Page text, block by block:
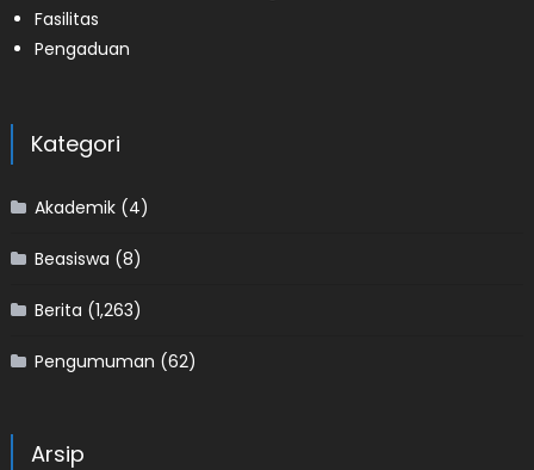
Fasilitas
Pengaduan
Kategori
Akademik(4)
Beasiswa (8)
Berita (1,263)
Pengumuman (62)
Arsip